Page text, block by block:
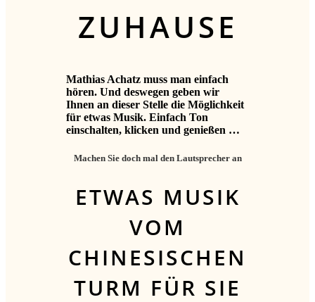
ZUHAUSE
Mathias Achatz muss man einfach
hören. Und deswegen geben wir
Ihnen an dieser Stelle die Möglichkeit
für etwas Musik. Einfach Ton
einschalten, klicken und genießen …
Machen Sie doch mal den Lautsprecher an
ETWAS MUSIK
VOM
CHINESISCHEN
TURM FÜR SIE